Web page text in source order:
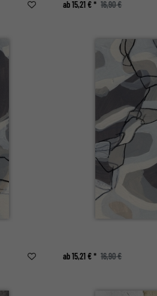
ab 15,21 € * 16,90 €
ab 15,21 € * 16,90 €